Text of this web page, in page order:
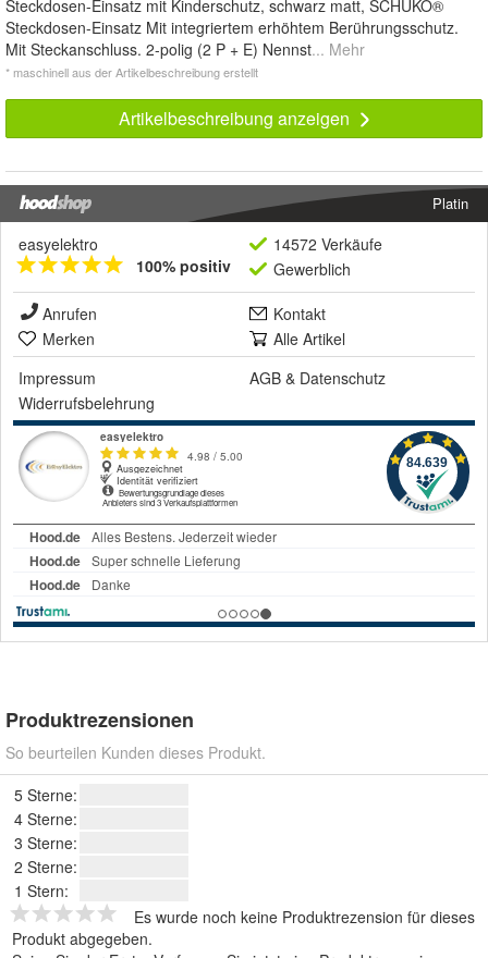
Steckdosen-Einsatz mit Kinderschutz, schwarz matt, SCHUKO®
Steckdosen-Einsatz Mit integriertem erhöhtem Berührungsschutz.
Mit Steckanschluss. 2-polig (2 P + E) Nennst... Mehr
* maschinell aus der Artikelbeschreibung erstellt
Artikelbeschreibung anzeigen
Platin
easyelektro
100% positiv
14572 Verkäufe
Gewerblich
Anrufen
Kontakt
Merken
Alle Artikel
Impressum
AGB & Datenschutz
Widerrufsbelehrung
Produktrezensionen
So beurteilen Kunden dieses Produkt.
5 Sterne:
4 Sterne:
3 Sterne:
2 Sterne:
1 Stern:
Es wurde noch keine Produktrezension für dieses
Produkt abgegeben.